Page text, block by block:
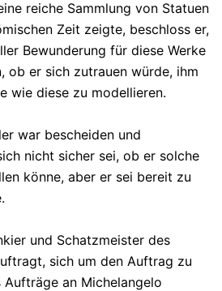
reiche Sammlung von Statuen
Zeit zeigte, beschloss er,
Bewunderung für diese Werke
ob er sich zutrauen würde, ihm
wie diese zu modellieren.
war bescheiden und
nicht sicher sei, ob er solche
könne, aber er sei bereit zu
und Schatzmeister des
sich um den Auftrag zu
Aufträge an Michelangelo